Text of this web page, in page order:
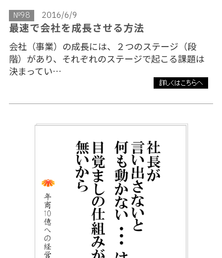
№98 2016/6/9
最速で会社を成長させる方法
会社（事業）の成長には、２つのステージ（段
階）があり、それぞれのステージで起こる課題は
決まってい…